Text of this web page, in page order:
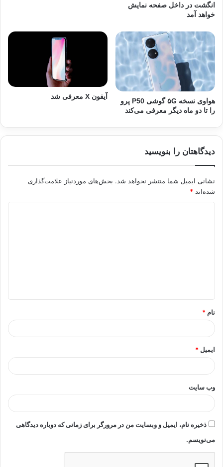
انگشت در داخل صفحه نمایش
خواهد آمد
هواوی نسخه ۵G گوشی P50 پرو
را تا دو ماه دیگر معرفی می‌کند
آیفون X معرفی شد
دیدگاهتان را بنویسید
نشانی ایمیل شما منتشر نخواهد شد. بخش‌های موردنیاز علامت‌گذاری
شده‌اند *
*
نام *
ایمیل *
وب‌ سایت
ذخیره نام، ایمیل و وبسایت من در مرورگر برای زمانی که دوباره دیدگاهی
می‌نویسم.